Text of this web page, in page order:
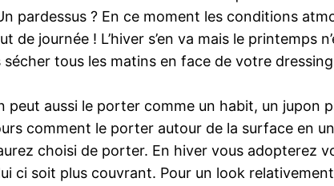
pardessus ? En ce moment les conditions
journée ! L’hiver s’en va mais le printemps
tous les matins en face de votre
aussi le porter comme un habit, un jupon
comment le porter autour de la surface en
choisi de porter. En hiver vous adopterez
ci soit plus couvrant. Pour un look